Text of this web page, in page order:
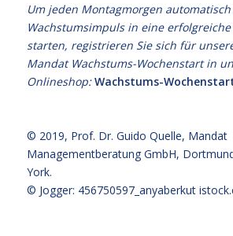
Um jeden Montagmorgen
Wachstumsimpuls in eine erfolgreiche
starten, registrieren Sie sich für
Mandat Wachstums-Wochenstart in
Onlineshop:Wachstums-
© 2019, Prof. Dr. Guido Quelle, Mandat
Managementberatung GmbH,
York.
© Jogger: 456750597_anyaberkut